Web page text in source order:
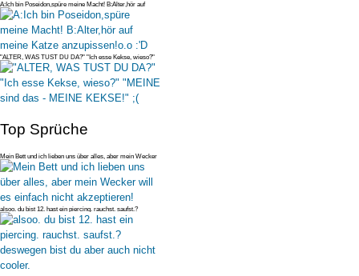
A:Ich bin Poseidon,spüre meine Macht! B:Alter,hör auf
meine Katze anzupi
"ALTER, WAS TUST DU DA?" "Ich esse Kekse, wieso?"
"MEINE sind das - MEIN
Top Sprüche
Mein Bett und ich lieben uns über alles, aber mein Wecker
will es einfac
alsoo. du bist 12. hast ein piercing. rauchst. saufst.?
deswegen bist du